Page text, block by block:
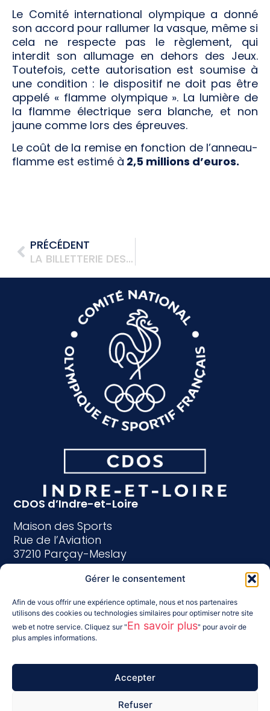
Gérer le consentement
Afin de vous offrir une expérience optimale, nous et nos partenaires
utilisons des cookies ou technologies similaires pour optimiser notre site
web et notre service. Cliquez sur "En savoir plus" pour avoir de
plus amples informations.
Accepter
Refuser
Le Comité international olympique a donné
son accord pour rallumer la vasque, même si
cela ne respecte pas le règlement, qui
interdit son allumage en dehors des Jeux.
Toutefois, cette autorisation est soumise à
une condition : le dispositif ne doit pas être
appelé « flamme olympique ». La lumière de
la flamme électrique sera blanche, et non
jaune comme lors des épreuves.
Le coût de la remise en fonction de l’anneau-
flamme est estimé à 2,5 millions d’euros.
PRÉCÉDENT
LA BILLETTERIE DES JEUX OLYMPIQUES D’HIVER 2026
CDOS d’Indre-et-Loire
Maison des Sports
Rue de l’Aviation
37210 Parçay-Meslay
Tél : 02 47 40 25 15
indreetloire@franceolympique.com
Suivez-nous :